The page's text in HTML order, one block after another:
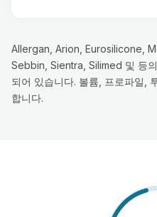
Allergan, Arion, Eurosilicone,
Sebbin, Sientra, Silimed 및 등
되어 있습니다. 볼륨, 프로파일,
합니다.